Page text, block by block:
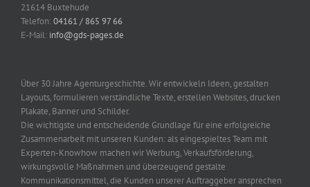
21614 Buxtehude
Telefon:04161 / 865 97 66
E-Mail: info@gds-pages.de
Über 30 Jahre Agenturgeschichte. Wir entwickeln Ideen, gestalten
Layouts, formulieren verständliche Texte, erstellen Websites, drucken
Plakate, Banner und Schilder.
Die wichtigste und entscheidende Grundlage für eine erfolgreiche
Zusammenarbeit mit unseren Kunden: als eingespieltes Team mit
Experten-Knowhow machen wir Werbung, Verkaufsförderung,
wirkungsvolle Maßnahmen und überzeugend gestalte
Kommunikationsmittel, die Kunden unserer Auftraggeber ansprechen